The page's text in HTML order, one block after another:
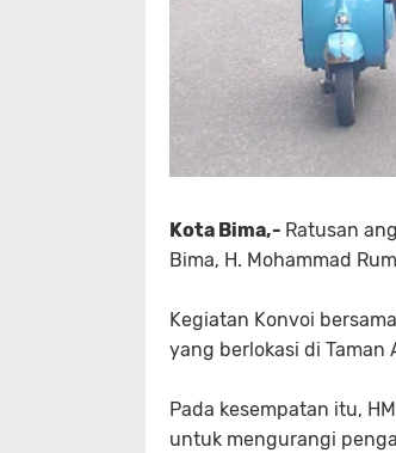
Kota Bima,- Ratusan
Bima, H. Mohammad
Kegiatan Konvoi
yang berlokasi di Taman
Pada kesempatan itu,
untuk mengurangi